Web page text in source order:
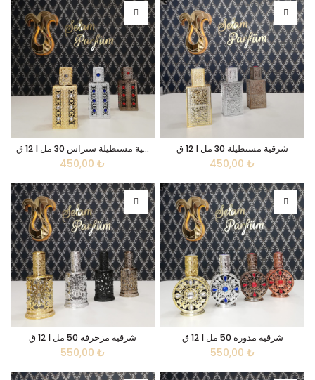
شرقية مستطيلة ستراس 30 مل | 12 ق
450,00 ₺
شرقية مستطيلة 30 مل | 12 ق
450,00 ₺
شرقية مزخرفة 50 مل | 12 ق
550,00 ₺
شرقية مدورة 50 مل | 12 ق
550,00 ₺